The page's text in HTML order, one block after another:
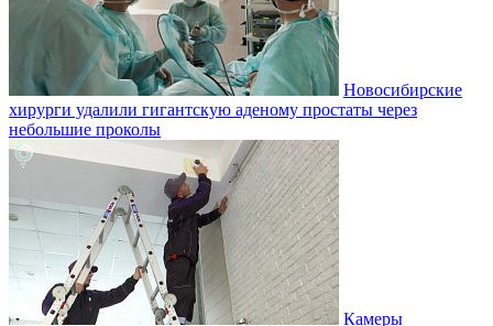
Новосибирские
хирурги удалили гигантскую аденому простаты через
небольшие проколы
Камеры